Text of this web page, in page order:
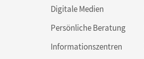
Digitale Medien
Persönliche Beratung
Informationszentren